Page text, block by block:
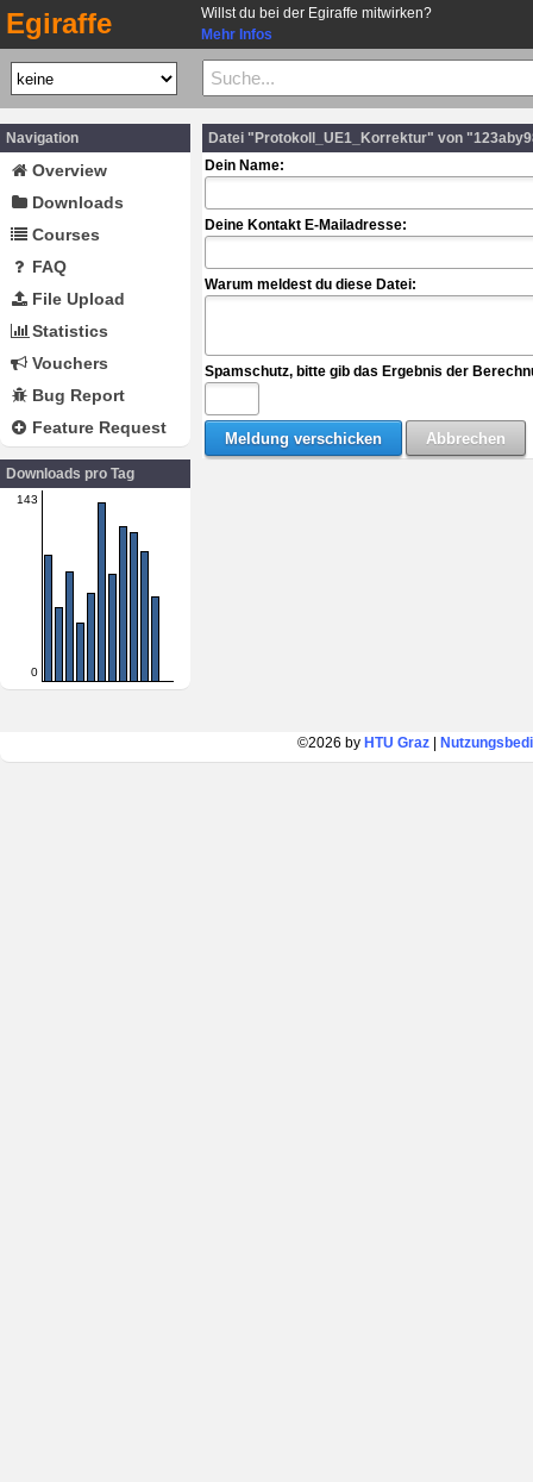
Egiraffe
Willst du bei der Egiraffe mitwirken?
Mehr Infos
Navigation
Overview
Downloads
Courses
FAQ
File Upload
Statistics
Vouchers
Bug Report
Feature Request
Downloads pro Tag
143
0
Datei "Protokoll_UE1_Korrektur" von
Dein Name:
Deine Kontakt E-Mailadresse:
Warum meldest du diese Datei:
Spamschutz, bitte gib das Ergebnis der
©2026 by HTU Graz|